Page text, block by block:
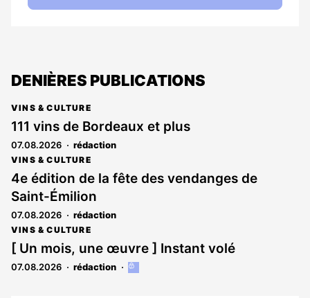
DENIÈRES PUBLICATIONS
VINS & CULTURE
111 vins de Bordeaux et plus
07.08.2026 rédaction
VINS & CULTURE
4e édition de la fête des vendanges de
Saint-Émilion
07.08.2026 rédaction
VINS & CULTURE
[ Un mois, une œuvre ] Instant volé
07.08.2026 rédaction
Cet